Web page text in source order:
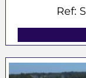
Ref:
Previous